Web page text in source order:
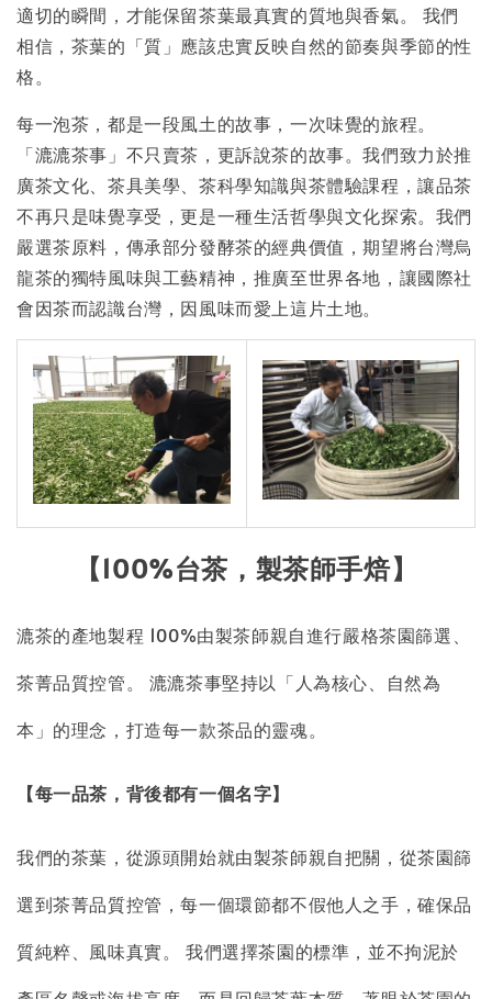
適切的瞬間，才能保留茶葉最真實的質地與香氣。 我們
相信，茶葉的「質」應該忠實反映自然的節奏與季節的性
格。
每一泡茶，都是一段風土的故事，一次味覺的旅程。
「漉漉茶事」不只賣茶，更訴說茶的故事。我們致力於推
廣茶文化、茶具美學、茶科學知識與茶體驗課程，讓品茶
不再只是味覺享受，更是一種生活哲學與文化探索。我們
嚴選茶原料，傳承部分發酵茶的經典價值，期望將台灣烏
龍茶的獨特風味與工藝精神，推廣至世界各地，讓國際社
會因茶而認識台灣，因風味而愛上這片土地。
【100%台茶，製茶師手焙】
漉茶的產地製程 100%由製茶師親自進行嚴格茶園篩選、
茶菁品質控管。 漉漉茶事堅持以「人為核心、自然為
本」的理念，打造每一款茶品的靈魂。
【每一品茶，背後都有一個名字】
我們的茶葉，從源頭開始就由製茶師親自把關，從茶園篩
選到茶菁品質控管，每一個環節都不假他人之手，確保品
質純粹、風味真實。 我們選擇茶園的標準，並不拘泥於